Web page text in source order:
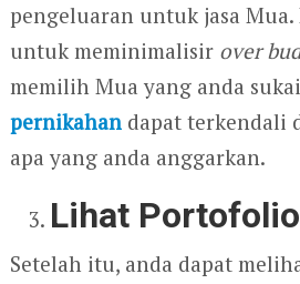
pengeluaran untuk jasa
untuk meminimalisir over
memilih Mua yang anda
pernikahandapat terkendali
apa yang anda anggarkan.
Lihat
Setelah itu, anda dapat